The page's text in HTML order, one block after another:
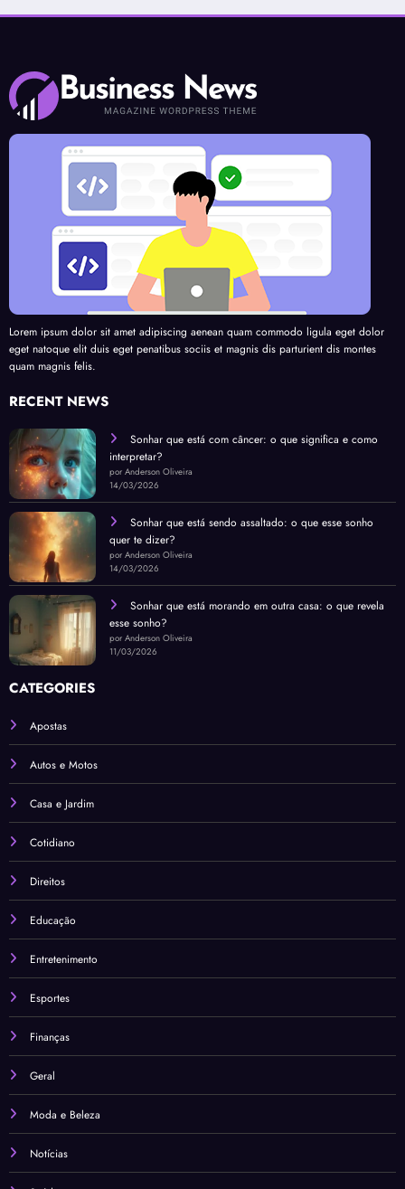
Lorem ipsum dolor sit amet adipiscing aenean quam commodo ligula eget dolor
eget natoque elit duis eget penatibus sociis et magnis dis parturient dis montes
quam magnis felis.
RECENT NEWS
Sonhar que está com câncer: o que significa e como
interpretar?
por Anderson Oliveira
14/03/2026
Sonhar que está sendo assaltado: o que esse sonho
quer te dizer?
por Anderson Oliveira
14/03/2026
Sonhar que está morando em outra casa: o que revela
esse sonho?
por Anderson Oliveira
11/03/2026
CATEGORIES
Apostas
Autos e Motos
Casa e Jardim
Cotidiano
Direitos
Educação
Entretenimento
Esportes
Finanças
Geral
Moda e Beleza
Notícias